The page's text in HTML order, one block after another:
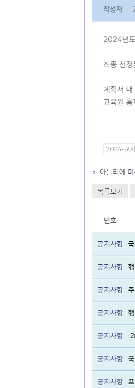
작성자
2024년
최종 선
계획서
교육원 홈
2024-교
«
목록보기
번호
공지사항
공지사항
공지사항
공지사항
공지사항
공지사항
공지사항